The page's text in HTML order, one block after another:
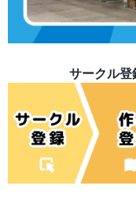
サークル登